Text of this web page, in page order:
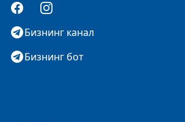
FacebookInstagram
Бизнинг канал
Бизнинг бот